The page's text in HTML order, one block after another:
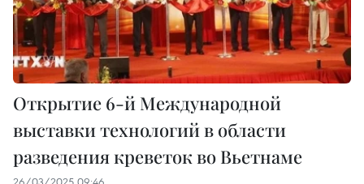
Открытие 6-й Международной
выставки технологий в области
разведения креветок во Вьетнаме